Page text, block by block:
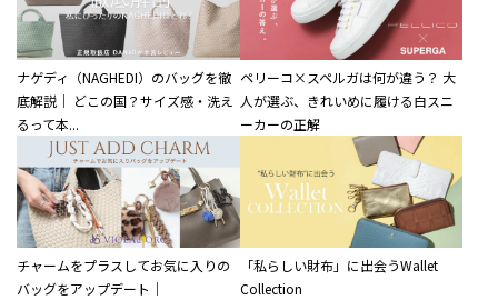
ナゲディ（NAGHEDI）のバッグを徹
底解説｜ どこの国？サイズ感・洗え
るって本...
ペリーコ×スペルガは何が違う？ 大
人が選ぶ、きれいめに履ける白スニ
ーカーの正解
チャームをプラスしてお気に入りの
バッグをアップデート｜
「私らしい財布」に出会うWallet
Collection